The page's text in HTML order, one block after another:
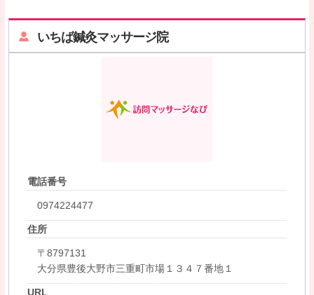
いちば鍼灸マッサージ院
電話番号
0974224477
住所
〒8797131
大分県豊後大野市三重町市場１３４７番地１
URL